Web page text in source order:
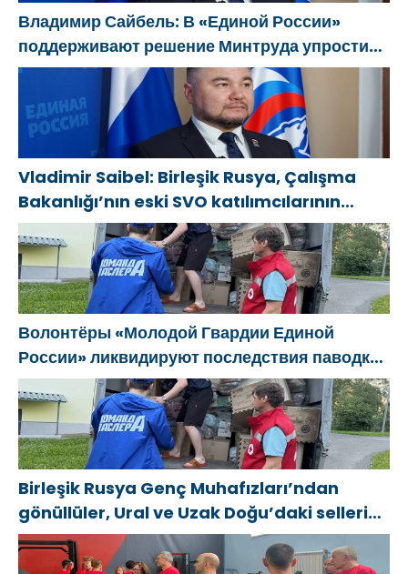
yaratıcılığını
desteklemeye
yönelik
sistemli
kararlarına
dikkat çekti
Владимир Сайбель: В «Единой России»
поддерживают решение Минтруда упростить
для бывших участников СВО получение
соцконтракта
Vladimir Saibel: Birleşik Rusya, Çalışma
Bakanlığı’nın eski SVO katılımcılarının
sosyal sözleşme edinme sürecini
basitleştirme kararını destekliyor
Волонтёры «Молодой Гвардии Единой
России» ликвидируют последствия паводков
на Урале и Дальнем Востоке
Birleşik Rusya Genç Muhafızları’ndan
gönüllüler, Ural ve Uzak Doğu’daki sellerin
sonuçlarını ortadan kaldırmaya yardımcı
oluyor